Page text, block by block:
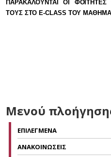
ΠΑΡΑΚΑΛΟΥΝΤΑΙ ΟΙ
ΤΟΥΣ ΣΤΟ Ε-CLASS ΤΟΥ
Μενού
ΕΠΙΛΕΓΜΕΝΑ
ΑΝΑΚΟΙΝΩΣΕΙΣ